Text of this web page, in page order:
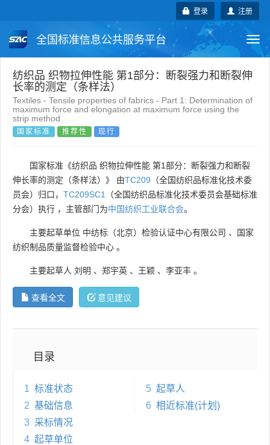
注册
登录
全国标准信息公共服务平台
国家标准 行业标准 地方标准
团体标准 企业标准 国际标准
国外标准 技术委员会
纺织品 织物拉伸性能 第1部分：断裂强力和断裂伸
长率的测定（条样法）
Textiles - Tensile properties of fabrics - Part 1: Determination of
maximum force and elongation at maximum force using the
strip method
国家标准 推荐性 现行
国家标准《纺织品 织物拉伸性能 第1部分：断裂强力和断裂
伸长率的测定（条样法）》 由TC209 （全国纺织品标准化技术委
员会）归口， TC209SC1
（全国纺织品标准化技术委员会基础标准
分会）执行 ，主管部门为中国纺织工业联合会。
主要起草单位 中纺标（北京）检验认证中心有限公司 、
国家
纺织制品质量监督检验中心 。
主要起草人 刘明 、 郑宇英 、 王颖 、 李亚丰 。
查看全文 意见建议
目录
1 标准状态
2 基础信息
3 采标情况
4 起草单位
5 起草人
6 相近标准(计划)